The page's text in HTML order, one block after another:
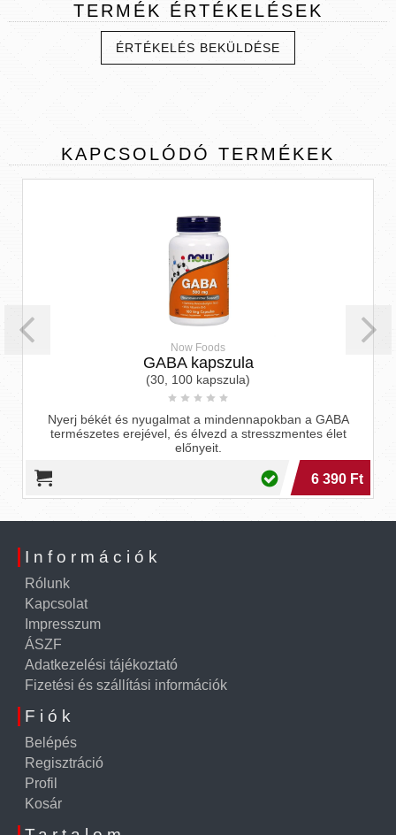
TERMÉK ÉRTÉKELÉSEK
ÉRTÉKELÉS BEKÜLDÉSE
KAPCSOLÓDÓ TERMÉKEK
Now Foods
GABA kapszula
(30, 100 kapszula)
Nyerj békét és nyugalmat a mindennapokban a GABA
természetes erejével, és élvezd a stresszmentes élet
előnyeit.
6 390 Ft
Információk
Rólunk
Kapcsolat
Impresszum
ÁSZF
Adatkezelési tájékoztató
Fizetési és szállítási információk
Fiók
Belépés
Regisztráció
Profil
Kosár